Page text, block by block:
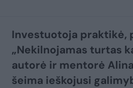
Investuotoja praktikė,
„Nekilnojamas turtas
autorė ir mentorė
šeima ieškojusi